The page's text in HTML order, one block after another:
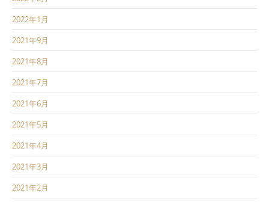
2022年1月
2021年9月
2021年8月
2021年7月
2021年6月
2021年5月
2021年4月
2021年3月
2021年2月